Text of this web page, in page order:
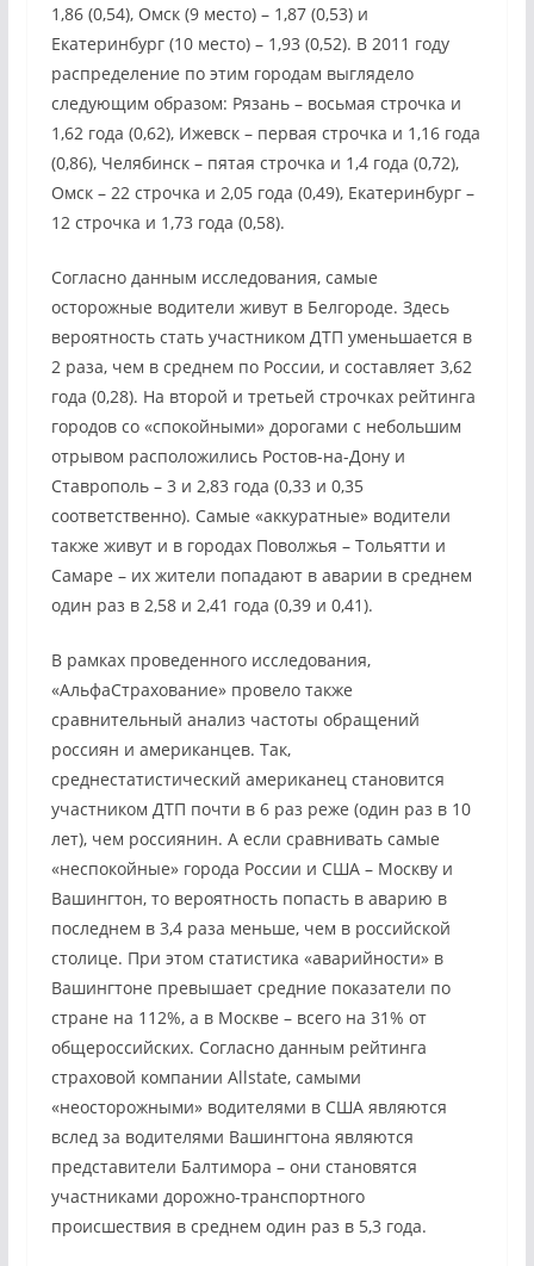
1,86 (0,54), Омск (9 место) – 1,87 (0,53) и
Екатеринбург (10 место) – 1,93 (0,52). В 2011 году
распределение по этим городам выглядело
следующим образом: Рязань – восьмая строчка и
1,62 года (0,62), Ижевск – первая строчка и 1,16 года
(0,86), Челябинск – пятая строчка и 1,4 года (0,72),
Омск – 22 строчка и 2,05 года (0,49), Екатеринбург –
12 строчка и 1,73 года (0,58).
Согласно данным исследования, самые
осторожные водители живут в Белгороде. Здесь
вероятность стать участником ДТП уменьшается в
2 раза, чем в среднем по России, и составляет 3,62
года (0,28). На второй и третьей строчках рейтинга
городов со «спокойными» дорогами с небольшим
отрывом расположились Ростов-на-Дону и
Ставрополь – 3 и 2,83 года (0,33 и 0,35
соответственно). Самые «аккуратные» водители
также живут и в городах Поволжья – Тольятти и
Самаре – их жители попадают в аварии в среднем
один раз в 2,58 и 2,41 года (0,39 и 0,41).
В рамках проведенного исследования,
«АльфаСтрахование» провело также
сравнительный анализ частоты обращений
россиян и американцев. Так,
среднестатистический американец становится
участником ДТП почти в 6 раз реже (один раз в 10
лет), чем россиянин. А если сравнивать самые
«неспокойные» города России и США – Москву и
Вашингтон, то вероятность попасть в аварию в
последнем в 3,4 раза меньше, чем в российской
столице. При этом статистика «аварийности» в
Вашингтоне превышает средние показатели по
стране на 112%, а в Москве – всего на 31% от
общероссийских. Согласно данным рейтинга
страховой компании Allstate, самыми
«неосторожными» водителями в США являются
вслед за водителями Вашингтона являются
представители Балтимора – они становятся
участниками дорожно-транспортного
происшествия в среднем один раз в 5,3 года.